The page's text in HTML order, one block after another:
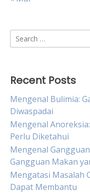
Search
for:
Recent Posts
Mengenal Bulimia:
Diwaspadai
Mengenal
Perlu Diketahui
Mengenal
Gangguan Makan
Mengatasi Masalah
Dapat Membantu